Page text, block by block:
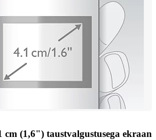
cm (1,6") taustvalgustusega ekraan